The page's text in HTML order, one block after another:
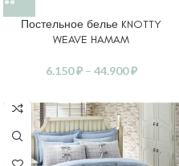
Постельное белье KNOTTY
WEAVE HAMAM
6.150₽ – 44.900₽